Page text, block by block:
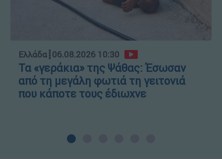
Ελλάδα┋06.08.2026 10:30
Τα «γεράκια» της Ψάθας: Έσωσαν
από τη μεγάλη φωτιά τη γειτονιά
που κάποτε τους έδιωχνε